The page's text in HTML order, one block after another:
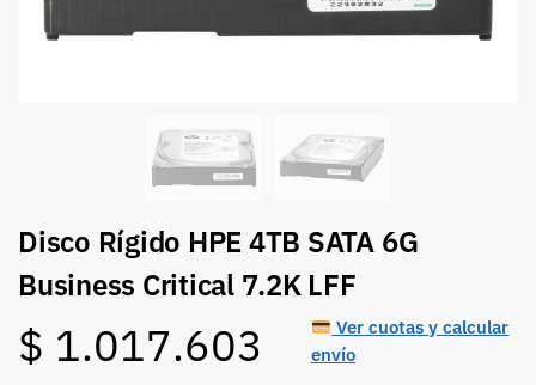
Disco Rígido HPE 4TB SATA 6G
Business Critical 7.2K LFF
$ 1.017.603
Ver cuotas y calcular
envío